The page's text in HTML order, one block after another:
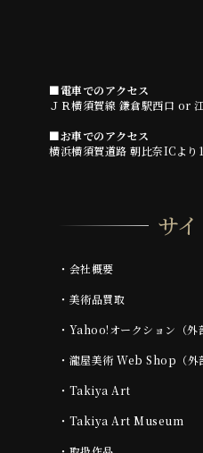
■電車でのアクセス
ＪＲ横須賀線 鎌倉駅西口 or
■お車でのアクセス
横浜横須賀道路 朝比奈ICより
サ
・ 会社概要
・ 美術品買取
・ Yahoo!オークション（外
・ 瀧屋美術 Web Shop（外
・ Takiya Art
・ Takiya Art Museum